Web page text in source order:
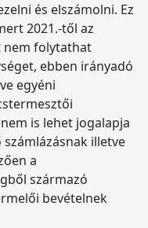
és elszámolni. Ez
2021.-től az
nem folytathat
ebben irányadó
egyéni
is lehet jogalapja
illetve
a
származó
bevételnek